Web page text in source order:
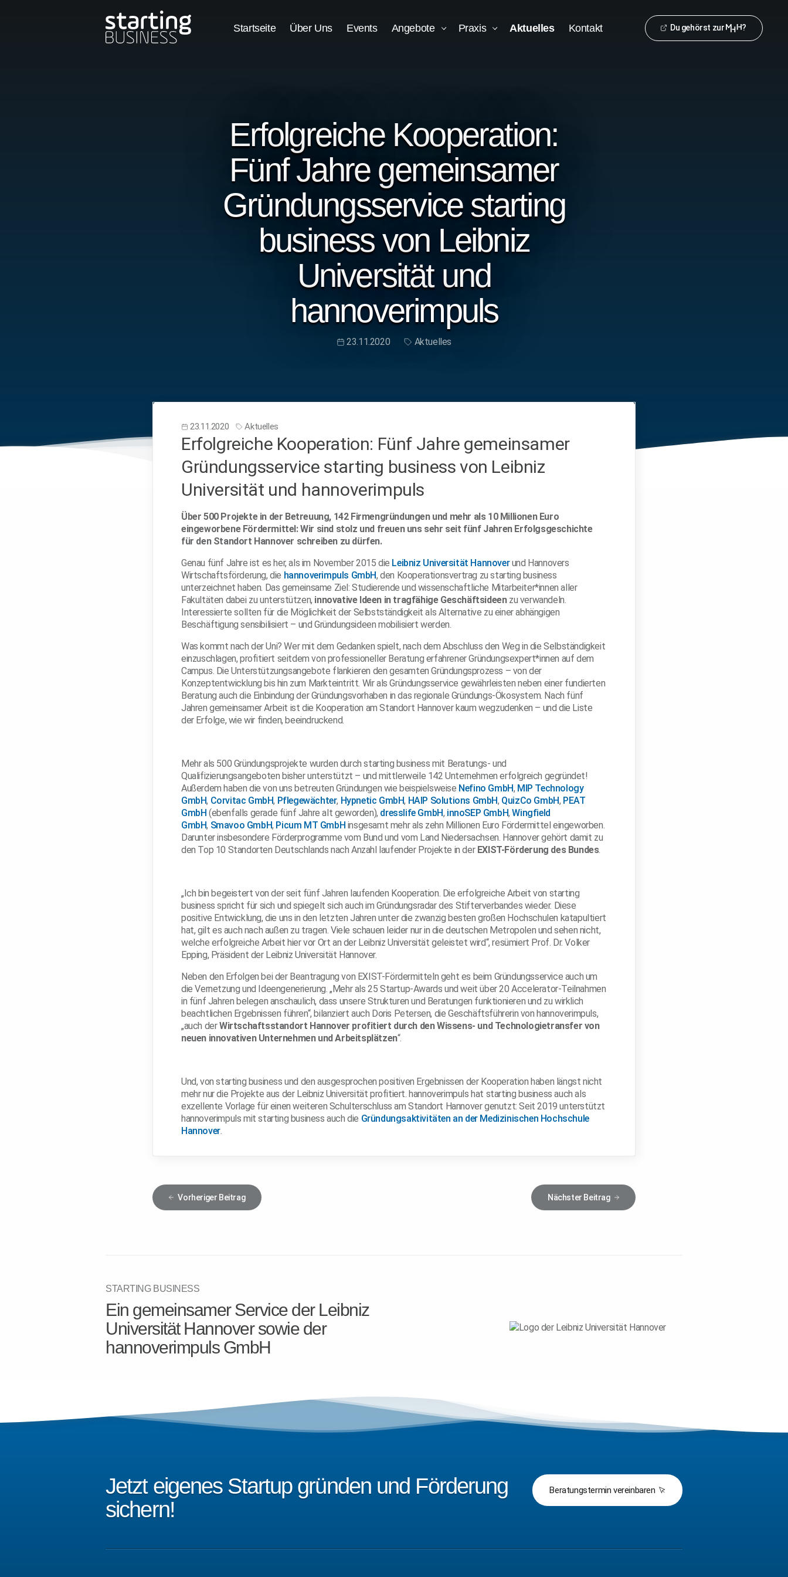
Startseite Über Uns Events Angebote Praxis Aktuelles Kontakt Du gehörst zur ?
Erfolgreiche Kooperation:
Fünf Jahre gemeinsamer
Gründungsservice starting
business von Leibniz
Universität und
hannoverimpuls
23.11.2020 Aktuelles
23.11.2020 Aktuelles
Erfolgreiche Kooperation: Fünf Jahre gemeinsamer
Gründungsservice starting business von Leibniz
Universität und hannoverimpuls
Über 500 Projekte in der Betreuung, 142 Firmengründungen und mehr als 10 Millionen Euro
eingeworbene Fördermittel: Wir sind stolz und freuen uns sehr seit fünf Jahren Erfolgsgeschichte
für den Standort Hannover schreiben zu dürfen.
Genau fünf Jahre ist es her, als im November 2015 die Leibniz Universität Hannoverund Hannovers
Wirtschaftsförderung, die hannoverimpuls GmbH, den Kooperationsvertrag zu starting business
unterzeichnet haben. Das gemeinsame Ziel: Studierende und wissenschaftliche Mitarbeiter*innen aller
Fakultäten dabei zu unterstützen, innovative Ideen in tragfähige Geschäftsideenzu verwandeln.
Interessierte sollten für die Möglichkeit der Selbstständigkeit als Alternative zu einer abhängigen
Beschäftigung sensibilisiert – und Gründungsideen mobilisiert werden.
Was kommt nach der Uni? Wer mit dem Gedanken spielt, nach dem Abschluss den Weg in die Selbständigkeit
einzuschlagen, profitiert seitdem von professioneller Beratung erfahrener Gründungsexpert*innen auf dem
Campus. Die Unterstützungsangebote flankieren den gesamten Gründungsprozess – von der
Konzeptentwicklung bis hin zum Markteintritt. Wir als Gründungsservice gewährleisten neben einer fundierten
Beratung auch die Einbindung der Gründungsvorhaben in das regionale Gründungs-Ökosystem. Nach fünf
Jahren gemeinsamer Arbeit ist die Kooperation am Standort Hannover kaum wegzudenken – und die Liste
der Erfolge, wie wir finden, beeindruckend.
Mehr als 500 Gründungsprojekte wurden durch starting business mit Beratungs- und
Qualifizierungsangeboten bisher unterstützt – und mittlerweile 142 Unternehmen erfolgreich gegründet!
Außerdem haben die von uns betreuten Gründungen wie beispielsweise Nefino GmbH, MIP Technology
GmbH, Corvitac GmbH, Pflegewächter, Hypnetic GmbH, HAIP Solutions GmbH, QuizCo GmbH, PEAT
GmbH (ebenfalls gerade fünf Jahre alt geworden), dresslife GmbH, innoSEP GmbH,Wingfield
GmbH, Smavoo GmbH, Picum MT GmbH insgesamt mehr als zehn Millionen Euro Fördermittel eingeworben.
Darunter insbesondere Förderprogramme vom Bund und vom Land Niedersachsen. Hannover gehört damit zu
den Top 10 Standorten Deutschlands nach Anzahl laufender Projekte in derEXIST-Förderung des Bundes.
„Ich bin begeistert von der seit fünf Jahren laufenden Kooperation. Die erfolgreiche Arbeit von starting
business spricht für sich und spiegelt sich auch im Gründungsradar des Stifterverbandes wieder. Diese
positive Entwicklung, die uns in den letzten Jahren unter die zwanzig besten großen Hochschulen katapultiert
hat, gilt es auch nach außen zu tragen. Viele schauen leider nur in die deutschen Metropolen und sehen nicht,
welche erfolgreiche Arbeit hier vor Ort an der Leibniz Universität geleistet wird“, resümiert Prof. Dr. Volker
Epping, Präsident der Leibniz Universität Hannover.
Neben den Erfolgen bei der Beantragung von EXIST-Fördermitteln geht es beim Gründungsservice auch um
die Vernetzung und Ideengenerierung. „Mehr als 25 Startup-Awards und weit über 20 Accelerator-Teilnahmen
in fünf Jahren belegen anschaulich, dass unsere Strukturen und Beratungen funktionieren und zu wirklich
beachtlichen Ergebnissen führen“, bilanziert auch Doris Petersen, die Geschäftsführerin von hannoverimpuls,
„auch derWirtschaftsstandort Hannover profitiert durch den Wissens- und Technologietransfer von
neuen innovativen Unternehmen und Arbeitsplätzen“.
Und, von starting business und den ausgesprochen positiven Ergebnissen der Kooperation haben längst nicht
mehr nur die Projekte aus der Leibniz Universität profitiert. hannoverimpuls hat starting business auch als
exzellente Vorlage für einen weiteren Schulterschluss am Standort Hannover genutzt: Seit 2019 unterstützt
hannoverimpuls mit starting business auch die Gründungsaktivitäten an der Medizinischen Hochschule
Hannover.
Vorheriger Beitrag Nächster Beitrag
STARTING BUSINESS
Ein gemeinsamer Service der Leibniz
Universität Hannover sowie der
hannoverimpuls GmbH
Jetzt eigenes Startup gründen und Förderung
sichern!
Beratungstermin vereinbaren